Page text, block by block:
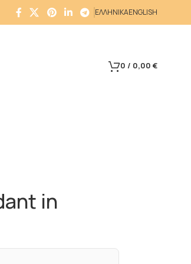
ΕΛΛΗΝΙΚΑENGLISH
0 / 0,00 €
in